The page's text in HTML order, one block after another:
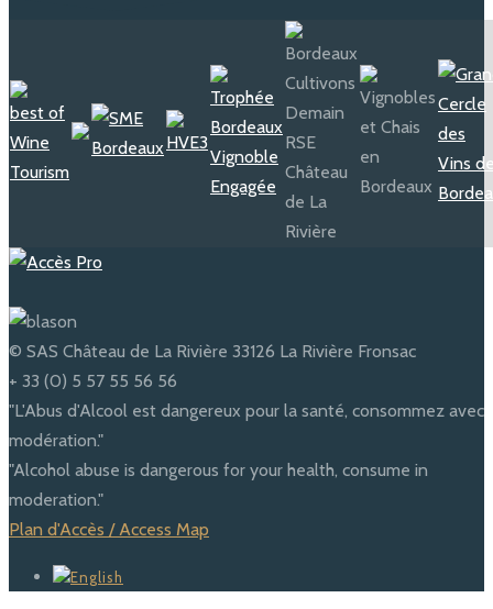
© SAS Château de La Rivière 33126 La Rivière Fronsac
+ 33 (0) 5 57 55 56 56
"L'Abus d'Alcool est dangereux pour la santé, consommez avec
modération."
"Alcohol abuse is dangerous for your health, consume in
moderation."
Plan d'Accès / Access Map